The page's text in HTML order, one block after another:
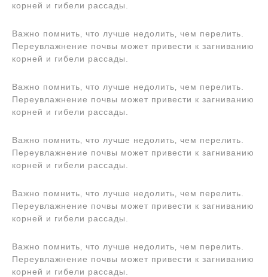
корней и гибели рассады.
Важно помнить‚ что лучше недолить‚ чем перелить.
Переувлажнение почвы может привести к загниванию
корней и гибели рассады.
Важно помнить‚ что лучше недолить‚ чем перелить.
Переувлажнение почвы может привести к загниванию
корней и гибели рассады.
Важно помнить‚ что лучше недолить‚ чем перелить.
Переувлажнение почвы может привести к загниванию
корней и гибели рассады.
Важно помнить‚ что лучше недолить‚ чем перелить.
Переувлажнение почвы может привести к загниванию
корней и гибели рассады.
Важно помнить‚ что лучше недолить‚ чем перелить.
Переувлажнение почвы может привести к загниванию
корней и гибели рассады.